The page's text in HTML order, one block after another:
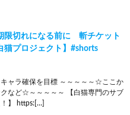
限切れになる前に 斬チケット
プロジェクト】#shorts
ャラ確保を目標 ～～～～～☆ここか
など☆～～～～～ 【白猫専門のサブ
】 https:[…]